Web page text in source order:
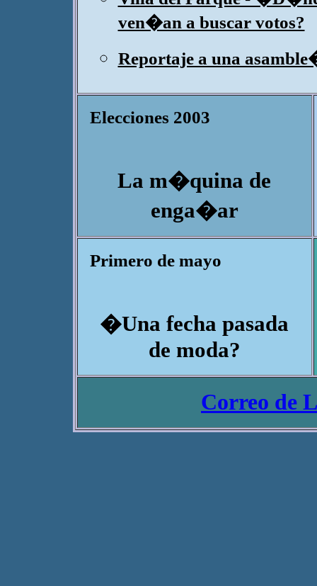
ven�an a buscar votos?
Reportaje a una
Elecciones 2003
La m�quina de
enga�ar
Primero de mayo
�Una fecha pasada
de moda?
Correo de